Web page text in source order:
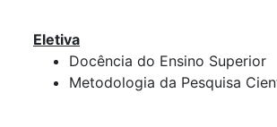
Eletiva
Docência do Ensino Superior
Metodologia da Pesquisa